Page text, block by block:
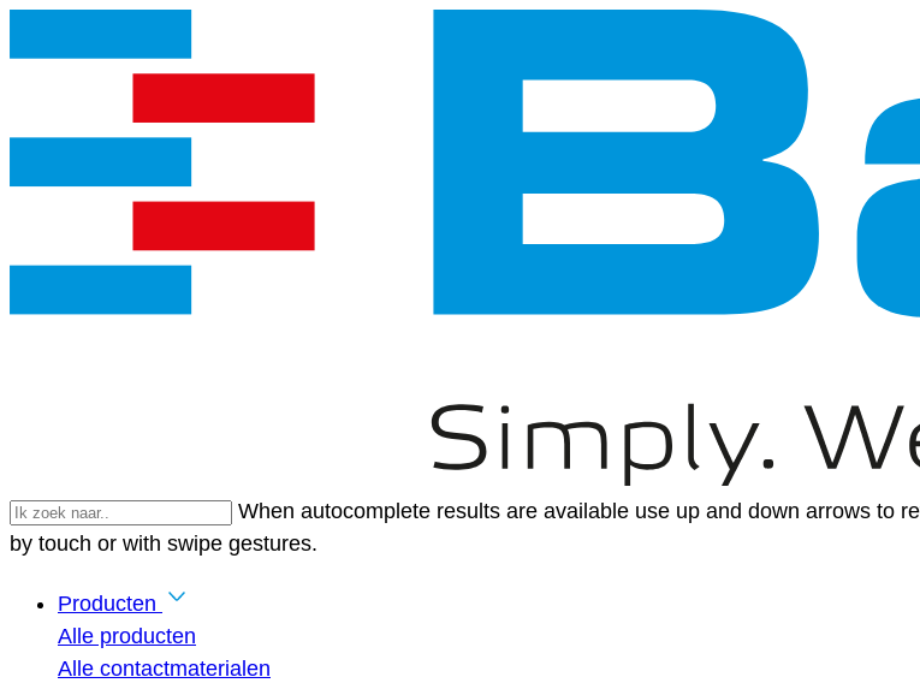
When autocomplete results are available use up and down arrows to
by touch or with swipe gestures.
Producten
Alle producten
Alle contactmaterialen